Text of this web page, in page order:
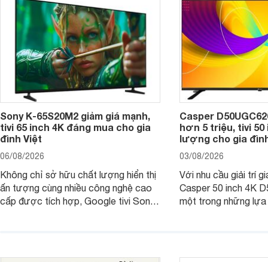
Sony K-65S20M2 giảm giá mạnh,
tivi 65 inch 4K đáng mua cho gia
đình Việt
06/08/2026
Không chỉ sở hữu chất lượng hiển thị
ấn tượng cùng nhiều công nghệ cao
cấp được tích hợp, Google tivi Sony
Casper
hơn 5 triệu, tivi 50
lượng cho gia
03/08/2026
Với nhu cầu giải trí
Casper 50 inch 4K
một trong những lựa